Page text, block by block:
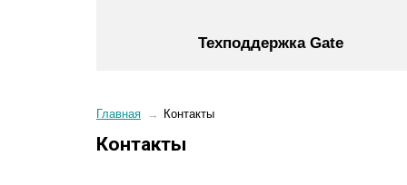
Техподдержка Gate
Главная → Контакты
Контакты